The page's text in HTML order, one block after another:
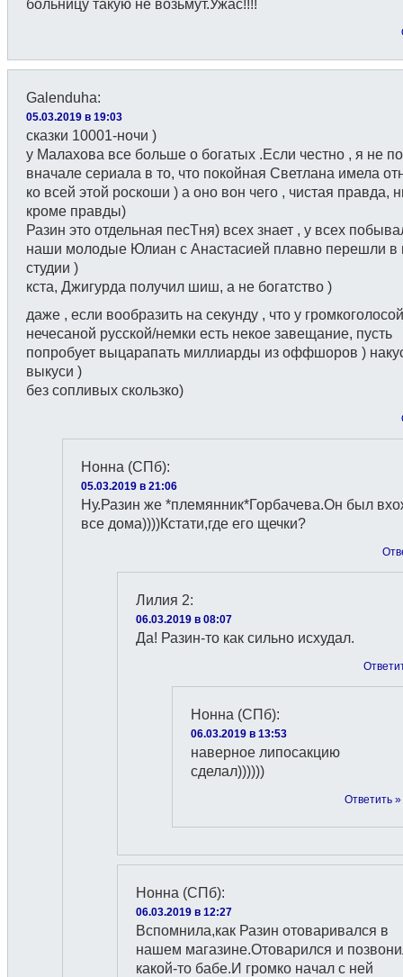
больницу такую не возьмут.Ужас!!!!
Galenduha:
05.03.2019 в 19:03
сказки 10001-ночи )
у Малахова все больше о богатых .Если честно , я не
вначале сериала в то, что покойная Светлана имела
ко всей этой роскоши ) а оно вон чего , чистая правда,
кроме правды)
Разин это отдельная песТня) всех знает , у всех
наши молодые Юлиан с Анастасией плавно перешли в
студии )
кста, Джигурда получил шиш, а не богатство )
даже , если вообразить на секунду , что у громкоголосой
нечесаной русской/немки есть некое завещание, пусть
попробует выцарапать миллиарды из оффшоров )
выкуси )
без сопливых скользко)
Нонна (СПб):
05.03.2019 в 21:06
Ну.Разин же *племянник*Горбачева.Он был
все дома))))Кстати,где его щечки?
Лилия 2:
06.03.2019 в 08:07
Да! Разин-то как сильно исхудал.
Нонна (СПб):
06.03.2019 в 13:53
наверное липосакцию
сделал))))))
Ответить »
Нонна (СПб):
06.03.2019 в 12:27
Вспомнила,как Разин отоваривался в
нашем магазине.Отоварился и
какой-то бабе.И громко начал с ней